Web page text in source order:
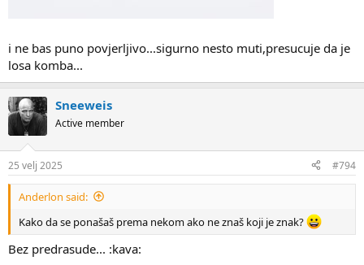
i ne bas puno povjerljivo...sigurno nesto muti,presucuje da je
losa komba...
Sneeweis
Active member
25 velj 2025 #794
Anderlon said:
Kako da se ponašaš prema nekom ako ne znaš koji je znak?
Bez predrasude... :kava: